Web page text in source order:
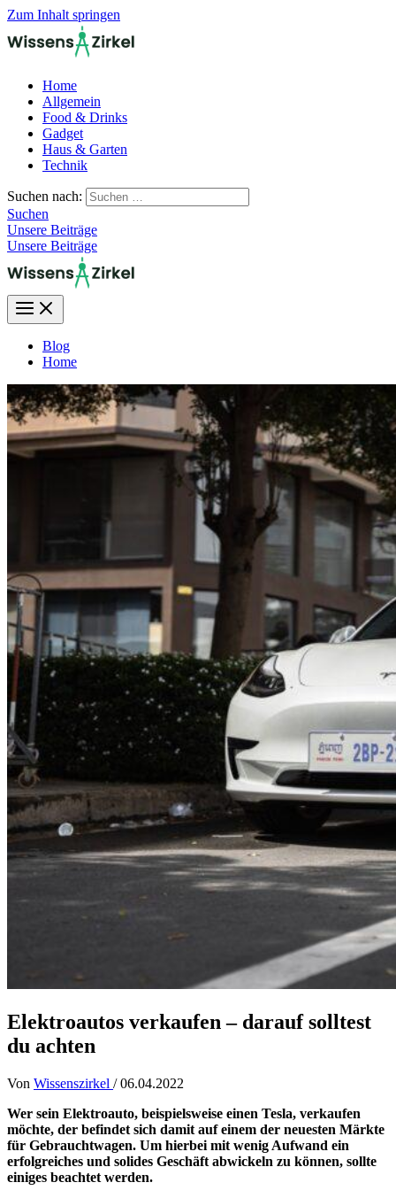
Zum Inhalt springen
Home
Allgemein
Food & Drinks
Gadget
Haus & Garten
Technik
Suchen nach:
Suchen
Unsere Beiträge
Unsere Beiträge
Blog
Home
Elektroautos verkaufen – darauf solltest
du achten
Von Wissenszirkel /06.04.2022
Wer sein Elektroauto, beispielsweise einen Tesla, verkaufen
möchte, der befindet sich damit auf einem der neuesten Märkte
für Gebrauchtwagen. Um hierbei mit wenig Aufwand ein
erfolgreiches und solides Geschäft abwickeln zu können, sollte
einiges beachtet werden.